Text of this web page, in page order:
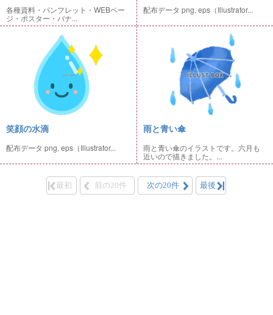
各種資料・パンフレット・WEBペー
ジ・ポスター・バナ...
配布データ png, eps（Illustrator...
笑顔の水滴
配布データ png, eps（Illustrator...
雨と青い傘
雨と青い傘のイラストです。六月も
近いので描きました。...
最初 前の20件 次の20件 最後